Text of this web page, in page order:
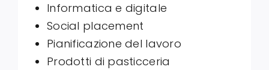
Informatica e digitale
Social placement
Pianificazione del lavoro
Prodotti di pasticceria